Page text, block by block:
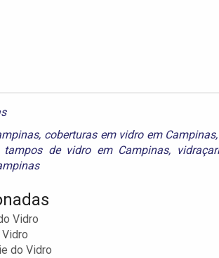
, coberturas em vidro em Campinas,
tampos de vidro em Campinas,
Vidro
do Vidro